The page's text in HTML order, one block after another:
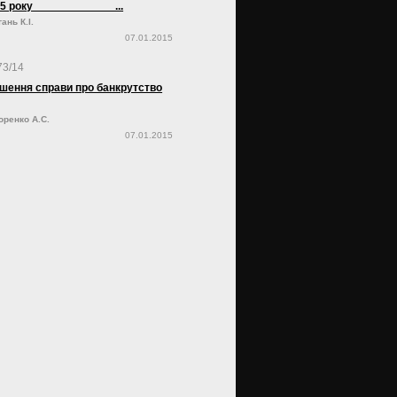
2015 року ...
К.І.
07.01.2015
14
справи про банкрутство
А.С.
07.01.2015